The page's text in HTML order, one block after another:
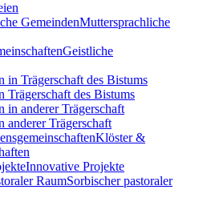
Muttersprachliche
Geistliche
Trägerschaft des Bistums
anderer Trägerschaft
Klöster &
Innovative Projekte
Sorbischer pastoraler